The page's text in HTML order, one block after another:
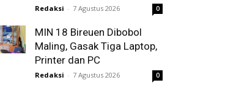
Redaksi - 7 Agustus 2026 0
MIN 18 Bireuen Dibobol
Maling, Gasak Tiga Laptop,
Printer dan PC
Redaksi - 7 Agustus 2026 0